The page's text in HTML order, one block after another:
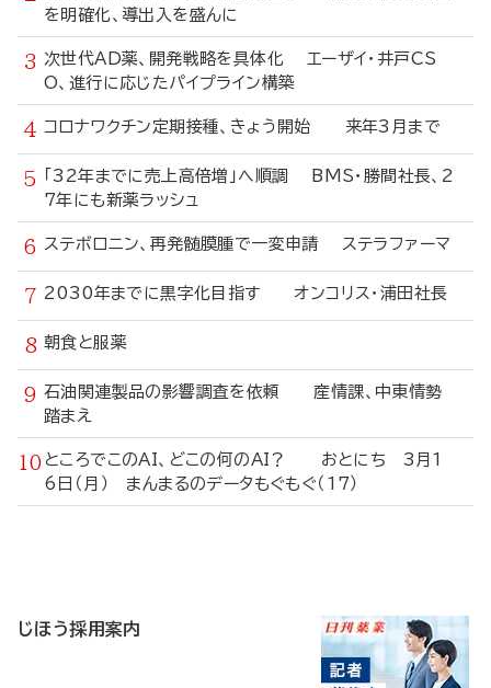
を明確化、導出入を盛んに
次世代AD薬、開発戦略を具体化 エーザイ・井戸CS
O、進行に応じたパイプライン構築
コロナワクチン定期接種、きょう開始 来年3月まで
「32年までに売上高倍増」へ順調 BMS・勝間社長、2
7年にも新薬ラッシュ
ステボロニン、再発髄膜腫で一変申請 ステラファーマ
2030年までに黒字化目指す オンコリス・浦田社長
朝食と服薬
石油関連製品の影響調査を依頼 産情課、中東情勢
踏まえ
ところでこのAI、どこの何のAI？ おとにち 3月1
6日（月） まんまるのデータもぐもぐ（17）
じほう採用案内